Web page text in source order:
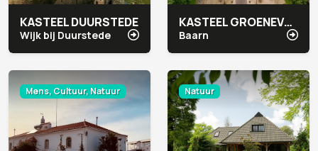
KASTEEL DUURSTEDE
Wijk bij Duurstede
KASTEEL GROENEVELD
Baarn
Mens, Cultuur, Natuur Natuur